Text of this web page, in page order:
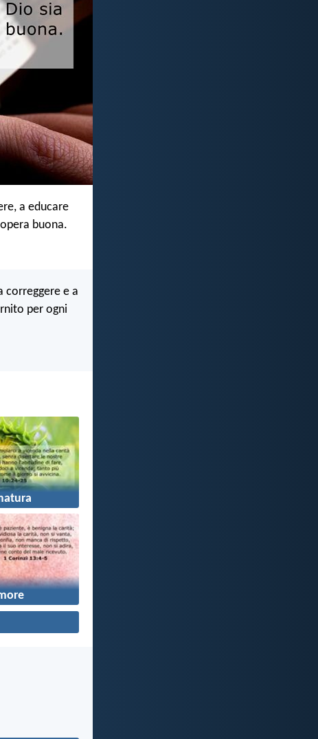
a educare
buona.
correggere e a
per ogni